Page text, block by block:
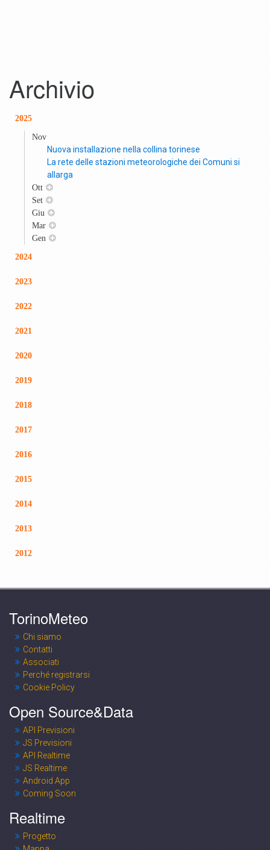
Archivio
2025
Nov
Nuova installazione nella collina torinese
La rete delle stazioni meteorologiche dei Comuni si
allarga
Ott
Set
Giu
Mar
Gen
2024
2023
2022
2021
2020
2019
2018
2017
2016
2015
2014
2013
2012
TorinoMeteo
Chi siamo
Contatti
Associati
Perché registrarsi
Cookie Policy
Open Source&Data
API Previsioni
JS Previsioni
API Realtime
JS Realtime
Android App
Coming Soon
Realtime
Progetto